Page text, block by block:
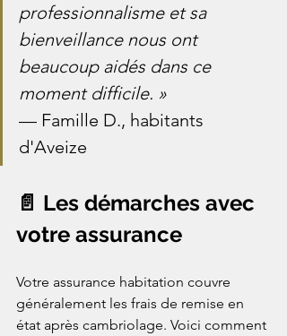
professionnalisme et sa
bienveillance nous ont
beaucoup aidés dans ce
moment difficile. »
— Famille D., habitants
d'Aveize
📄 Les démarches avec
votre assurance
Votre assurance habitation couvre
généralement les frais de remise en
état après cambriolage. Voici comment